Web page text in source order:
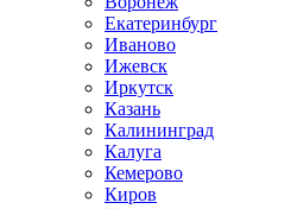
Екатеринбург
Иваново
Ижевск
Иркутск
Казань
Калининград
Калуга
Кемерово
Киров